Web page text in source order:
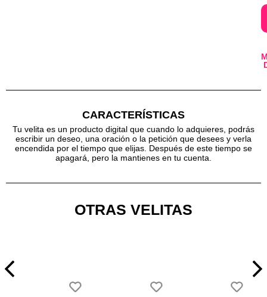
CARACTERÍSTICAS
Tu velita es un producto digital que cuando lo adquieres, podrás
escribir un deseo, una oración o la petición que desees y verla
encendida por el tiempo que elijas. Después de este tiempo se
apagará, pero la mantienes en tu cuenta.
OTRAS VELITAS